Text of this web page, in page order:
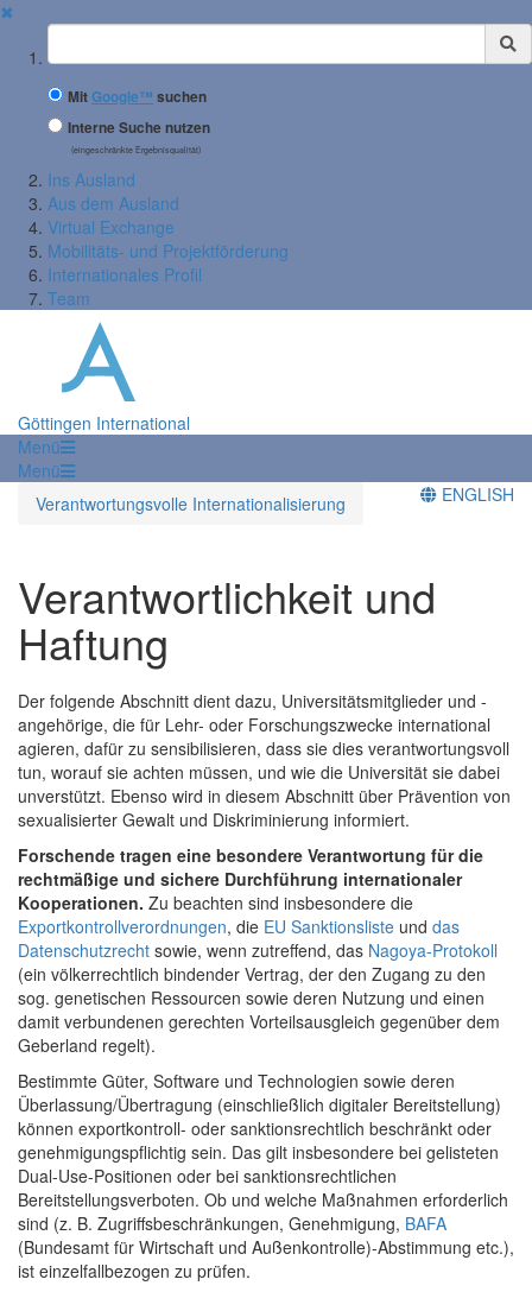
✖
Suchbegriff
MitGoogle™ suchen
Interne Suche nutzen
(eingeschränkte Ergebnisqualität)
Ins Ausland
Aus dem Ausland
Virtual Exchange
Mobilitäts- und Projektförderung
Internationales Profil
Team
Göttingen International
Menü
Menü
Verantwortungsvolle Internationalisierung
ENGLISH
Verantwortlichkeit und
Haftung
Der folgende Abschnitt dient dazu, Universitätsmitglieder und -
angehörige, die für Lehr- oder Forschungszwecke international
agieren, dafür zu sensibilisieren, dass sie dies verantwortungsvoll
tun, worauf sie achten müssen, und wie die Universität sie dabei
unverstützt. Ebenso wird in diesem Abschnitt über Prävention von
sexualisierter Gewalt und Diskriminierung informiert.
Forschende tragen eine besondere Verantwortung für die
rechtmäßige und sichere Durchführung internationaler
Kooperationen. Zu beachten sind insbesondere die
Exportkontrollverordnungen, die EU Sanktionsliste und das
Datenschutzrecht sowie, wenn zutreffend, das Nagoya-Protokoll
(ein völkerrechtlich bindender Vertrag, der den Zugang zu den
sog. genetischen Ressourcen sowie deren Nutzung und einen
damit verbundenen gerechten Vorteilsausgleich gegenüber dem
Geberland regelt).
Bestimmte Güter, Software und Technologien sowie deren
Überlassung/Übertragung (einschließlich digitaler Bereitstellung)
können exportkontroll- oder sanktionsrechtlich beschränkt oder
genehmigungspflichtig sein. Das gilt insbesondere bei gelisteten
Dual-Use-Positionen oder bei sanktionsrechtlichen
Bereitstellungsverboten. Ob und welche Maßnahmen erforderlich
sind (z. B. Zugriffsbeschränkungen, Genehmigung, BAFA
(Bundesamt für Wirtschaft und Außenkontrolle)-Abstimmung etc.),
ist einzelfallbezogen zu prüfen.